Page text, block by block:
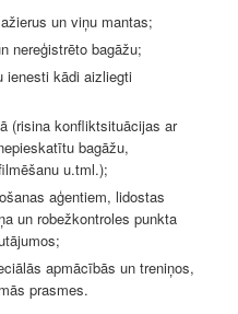
un viņu mantas;
nereģistrēto bagāžu;
ienesti kādi aizliegti
(risina konfliktsituācijas ar
bagāžu,
u.tml.);
aģentiem, lidostas
un robežkontroles punkta
apmācībās un treniņos,
prasmes.